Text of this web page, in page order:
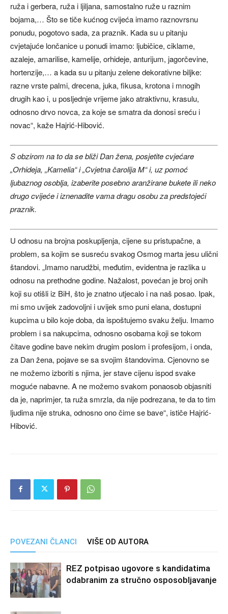
ruža i gerbera, ruža i ljiljana, samostalno ruže u raznim
bojama,… Što se tiče kućnog cvijeća imamo raznovrsnu
ponudu, pogotovo sada, za praznik. Kada su u pitanju
cvjetajuće lončanice u ponudi imamo: ljubičice, ciklame,
azaleje, amarilise, kamelije, orhideje, anturijum, jagorčevine,
hortenzije,… a kada su u pitanju zelene dekorativne biljke:
razne vrste palmi, drecena, juka, fikusa, krotona i mnogih
drugih kao i, u posljednje vrijeme jako atraktivnu, krasulu,
odnosno drvo novca, za koje se smatra da donosi sreću i
novac“, kaže Hajrić-Hibović.
S obzirom na to da se bliži Dan žena, posjetite cvjećare
„Orhideja, „Kamelia“ i „Cvjetna čarolija M“ i, uz pomoć
ljubaznog osoblja, izaberite posebno aranžirane bukete ili neko
drugo cvijeće i iznenadite vama dragu osobu za predstojeći
praznik.
U odnosu na brojna poskupljenja, cijene su pristupačne, a
problem, sa kojim se susreću svakog Osmog marta jesu ulični
štandovi. „Imamo narudžbi, međutim, evidentna je razlika u
odnosu na prethodne godine. Nažalost, povećan je broj onih
koji su otišli iz BiH, što je znatno utjecalo i na naš posao. Ipak,
mi smo uvijek zadovoljni i uvijek smo puni elana, dostupni
kupcima u bilo koje doba, da ispoštujemo svaku želju. Imamo
problem i sa nakupcima, odnosno osobama koji se tokom
čitave godine bave nekim drugim poslom i profesijom, i onda,
za Dan žena, pojave se sa svojim štandovima. Cjenovno se
ne možemo izboriti s njima, jer stave cijenu ispod svake
moguće nabavne. A ne možemo svakom ponaosob objasniti
da je, naprimjer, ta ruža smrzla, da nije podrezana, te da to tim
ljudima nije struka, odnosno ono čime se bave“, ističe Hajrić-
Hibović.
POVEZANI ČLANCI VIŠE OD AUTORA
REZ potpisao ugovore s kandidatima
odabranim za stručno osposobljavanje